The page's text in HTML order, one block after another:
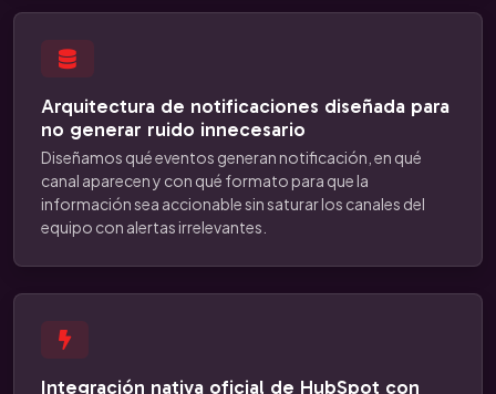
Arquitectura de notificaciones diseñada para
no generar ruido innecesario
Diseñamos qué eventos generan notificación, en qué
canal aparecen y con qué formato para que la
información sea accionable sin saturar los canales del
equipo con alertas irrelevantes.
Integración nativa oficial de HubSpot con